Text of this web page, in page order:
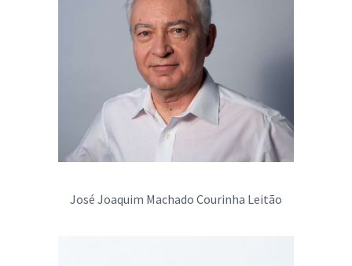
José Joaquim Machado Courinha Leitão